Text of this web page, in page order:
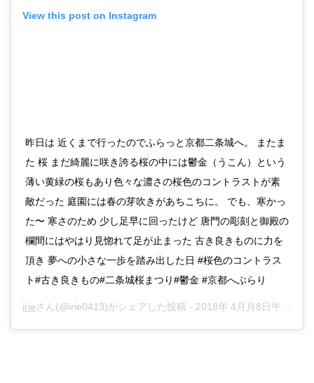
View this post on Instagram
昨日は 近くまで行ったのでふらっと京都二条城へ。 またま
た 桜 まだ綺麗に咲き誇る桜の中には鬱金（うこん）という
薄い黄緑の桜もあり色々な濃さの桜色のコントラストが素
敵だった 庭園には春の芽吹きがあちこちに。 でも、寒かっ
た〜 寒さのため 少し足早に回ったけど 唐門の彫刻と御殿の
欄間にはやはり見惚れて足が止まった 古き良きものに力を
頂き 夢への小さな一歩を踏み出した日 #桜色のコントラス
ト#古き良きもの#二条城桜まつり#鬱金 #京都へぶらり
irieさん(@irie0413)がシェアした投稿 - 2018年 4月月8日午後6時16分PDT